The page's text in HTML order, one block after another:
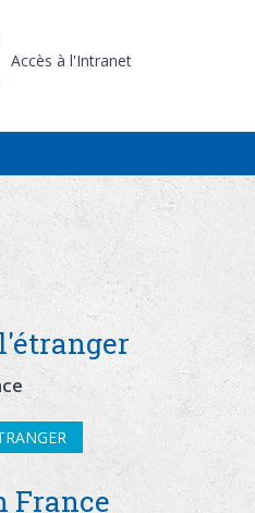
Accès à l'Intranet
France